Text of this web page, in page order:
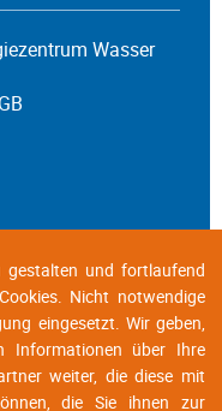
Wasser
gestalten und fortlaufend
Nicht notwendige
eingesetzt. Wir geben,
Informationen über Ihre
weiter, die diese mit
die Sie ihnen zur